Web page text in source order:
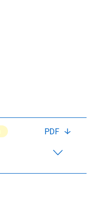
PDF